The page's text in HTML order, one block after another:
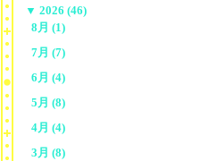
▼ 2026 (46)
8月 (1)
7月 (7)
6月 (4)
5月 (8)
4月 (4)
3月 (8)